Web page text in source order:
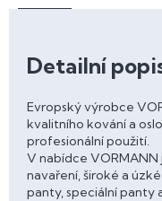
Detailní
Evropský výrobce
kvalitního kování a
profesionální použití.
V nabídce
navaření, široké a
panty, speciální panty